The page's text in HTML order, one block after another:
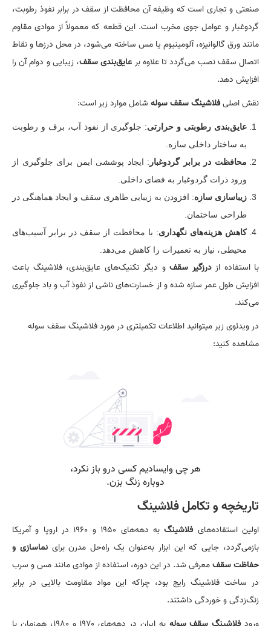
صنعتی و تجاری است که وظیفه آن محافظت از سقف در برابر نفوذ رطوبت،
گردوغبار و عوامل جوی مخرب است. این قطعه که معمولاً از موادی مقاوم
مانند ورق گالوانیزه، آلومینیوم یا مس ساخته می‌شود، در محل درزها و نقاط
اتصال سقف نصب می‌گردد تا علاوه بر عایق‌بندی سقف، زیبایی و دوام آن را
افزایش دهد.
نقش اصلیفلاشینگ سقف سوله شامل موارد زیر است:
عایق‌بندی رطوبتی و حرارتی: جلوگیری از نفوذ آب، برف و رطوبت
به ساختار داخلی سازه.
محافظت در برابر گردوغبار : ایجاد پوششی ایمن برای جلوگیری از
ورود ذرات گردوغبار به فضای داخلی.
زیباسازی سازه: افزودن به زیبایی ظاهری سقف و ایجاد هماهنگی در
طراحی ساختمان.
کاهش هزینه‌های نگهداری: با محافظت از سقف در برابر آسیب‌های
محیطی، نیاز به تعمیرات را کاهش می‌دهد.
با استفاده ازدرزگیر سقف و دیگر تکنیک‌های عایق‌بندی، فلاشینگ باعث
افزایش طول عمر سازه شده و از خسارت‌های ناشی از نفوذ آب و باد جلوگیری
می‌کند.
در ویدئوی زیر میتوانید اطلاعات تکمیلتری در مورد فلاشینگ سقف سوله
مشاهده کنید:
تاریخچه و تکامل فلاشینگ
اولین استفاده‌هایفلاشینگ
به دهه‌های ۱۹۵۰ و ۱۹۶۰ در اروپا و آمریکا
بازمی‌گردد، جایی که این ابزار به‌عنوان یک راه‌حل مدرن براینماسازی و
حفاظت سقفمعرفی شد. در این دوره، استفاده از موادی مانند مس و سرب
در ساخت فلاشینگ رایج بود، چراکه این مواد مقاومت بالایی در برابر
زنگ‌زدگی و خوردگی داشتند.